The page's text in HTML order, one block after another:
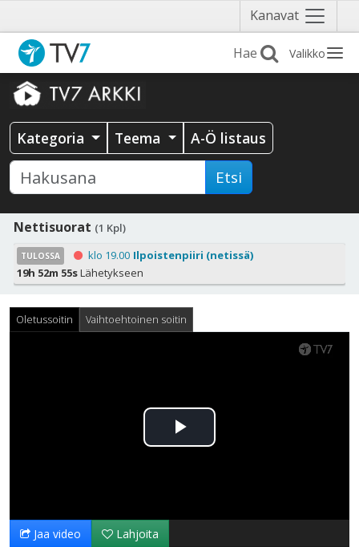
Kanavat Näytä
valikko
Valikko
Kategoria Teema A-Ö listaus
Etsi
Nettisuorat (1 Kpl)
TULOSSA klo 19.00 Ilpoistenpiiri (netissä)
19h 52m 54sLähetykseen
Oletussoitin Vaihtoehtoinen soitin
Toista
Jaa video Lahjoita